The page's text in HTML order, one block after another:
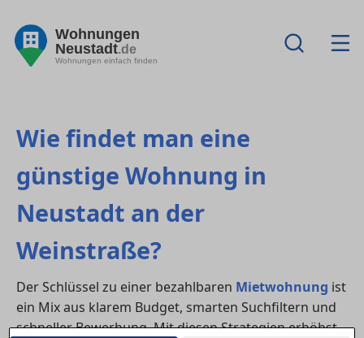
Wohnungen
Neustadt.de
Wohnungen einfach finden
Wie findet man eine
günstige Wohnung in
Neustadt an der
Weinstraße?
Der Schlüssel zu einer bezahlbaren Mietwohnung ist
ein Mix aus klarem Budget, smarten Suchfiltern und
schneller Bewerbung. Mit diesen Strategien erhöhst